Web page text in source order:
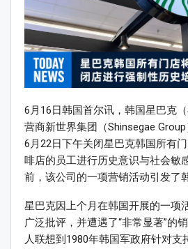
6月16日韩国首尔讯，韩国星巴克
营商新世界集团（Shinsegae
6月22日下午关闭星巴克韩国所有
啡店的员工进行历史意识与社会敏
前，该公司的一项营销活动引发了
星巴克因上个月在韩国开展的一项
广泛批评，并遭遇了“非常显著”的
人联想到1980年韩国军政府针对支